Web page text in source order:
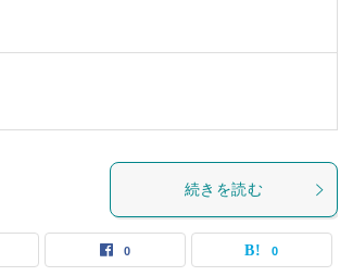
続きを読む
0 0